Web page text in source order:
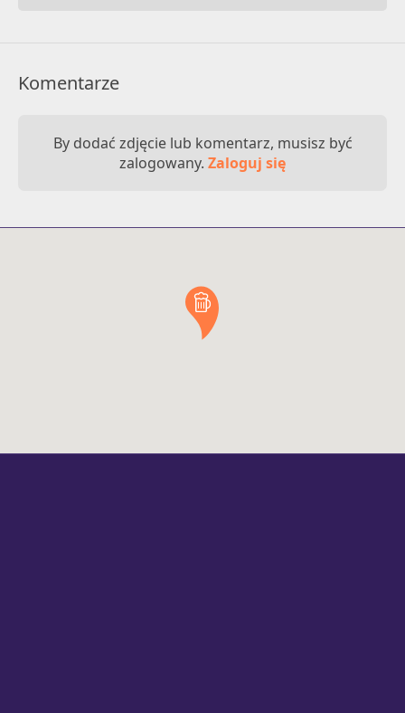
Komentarze
By dodać zdjęcie lub komentarz, musisz być
zalogowany. Zaloguj się